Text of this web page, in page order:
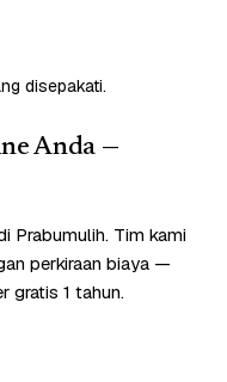
disepakati.
Anda —
Prabumulih. Tim kami
perkiraan biaya —
gratis 1 tahun.